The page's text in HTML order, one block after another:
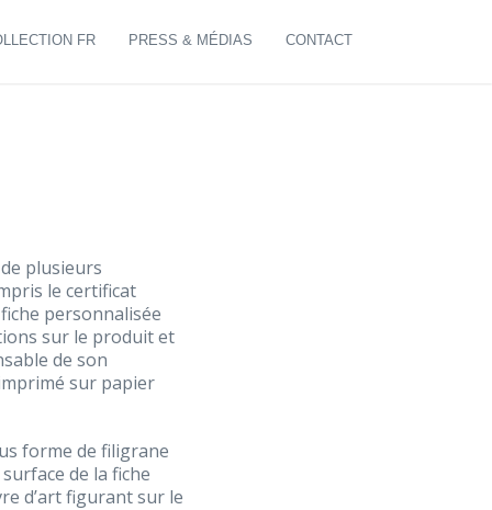
FR PRESS & MÉDIAS CONTACT
plusieurs
le certificat
personnalisée
sur le produit et
de son
sur papier
forme de filigrane
de la fiche
d’art figurant sur le